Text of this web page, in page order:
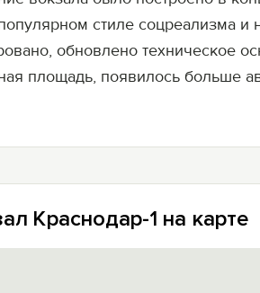
стиле соцреализма
обновлено техническое
площадь, появилось больше
Краснодар-1 на карте